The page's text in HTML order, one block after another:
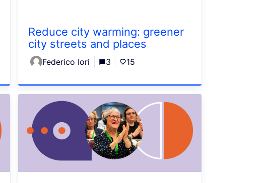
Reduce city warming: greener
city streets and places
Federico Iori 3 15